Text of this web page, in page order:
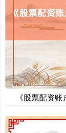
《股票配资